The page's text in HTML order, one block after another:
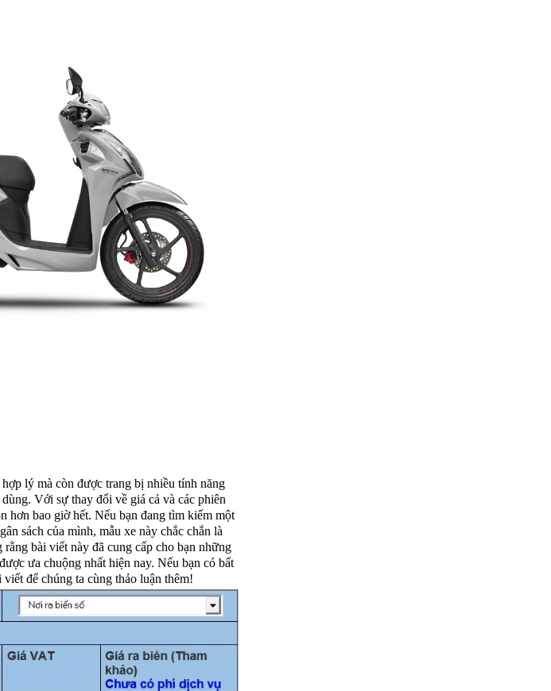
lý mà còn được trang bị nhiều tính năng
Với sự thay đổi về giá cả và các phiên
hơn bao giờ hết. Nếu bạn đang tìm kiếm một
sách của mình, mẫu xe này chắc chắn là
bài viết này đã cung cấp cho bạn những
ưa chuộng nhất hiện nay. Nếu bạn có bất
để chúng ta cùng thảo luận thêm!